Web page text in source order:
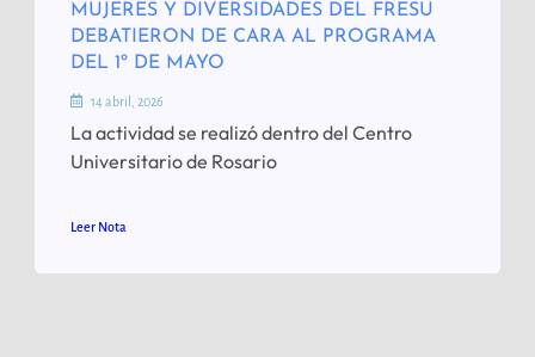
MUJERES Y DIVERSIDADES DEL FRESU
DEBATIERON DE CARA AL PROGRAMA
DEL 1º DE MAYO
14 abril, 2026
La actividad se realizó dentro del Centro
Universitario de Rosario
Leer Nota